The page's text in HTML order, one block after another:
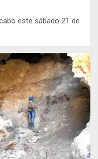
este sábado 21 de